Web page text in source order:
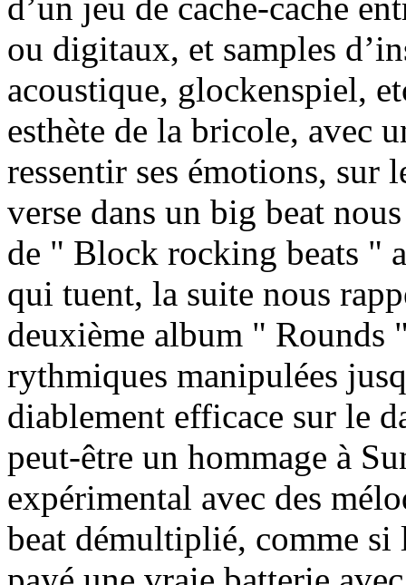
ou digitaux, et samples
acoustique, glockenspiel,
esthète de la bricole, avec
ressentir ses émotions,
verse dans un big beat
de " Block rocking beats "
qui tuent, la suite nous
deuxième album " Rounds
rythmiques manipulées
diablement efficace sur le
peut-être un hommage à
expérimental avec des
beat démultiplié, comme si